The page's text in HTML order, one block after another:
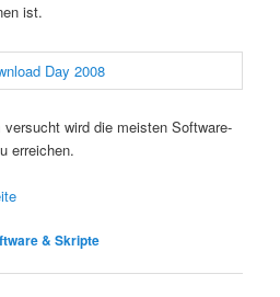
ist.
wird die meisten Software-
erreichen.
& Skripte